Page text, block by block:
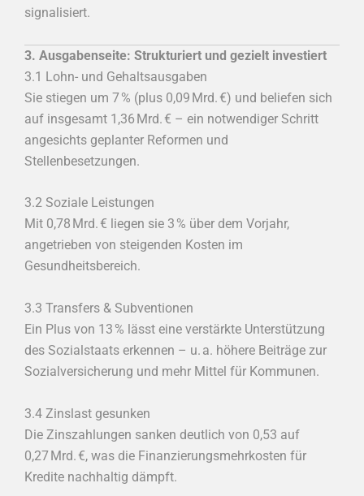
signalisiert.
3. Ausgabenseite: Strukturiert und gezielt investiert
3.1 Lohn- und Gehaltsausgaben
Sie stiegen um 7 % (plus 0,09 Mrd. €) und beliefen sich
auf insgesamt 1,36 Mrd. € – ein notwendiger Schritt
angesichts geplanter Reformen und
Stellenbesetzungen.
3.2 Soziale Leistungen
Mit 0,78 Mrd. € liegen sie 3 % über dem Vorjahr,
angetrieben von steigenden Kosten im
Gesundheitsbereich.
3.3 Transfers & Subventionen
Ein Plus von 13 % lässt eine verstärkte Unterstützung
des Sozialstaats erkennen – u. a. höhere Beiträge zur
Sozialversicherung und mehr Mittel für Kommunen.
3.4 Zinslast gesunken
Die Zinszahlungen sanken deutlich von 0,53 auf
0,27 Mrd. €, was die Finanzierungsmehrkosten für
Kredite nachhaltig dämpft.